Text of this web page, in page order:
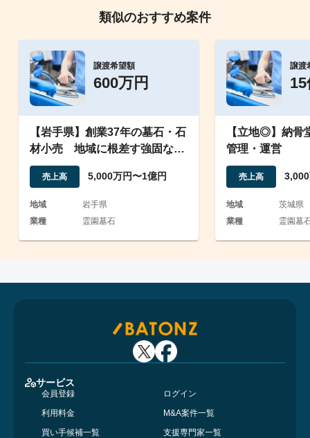
類似のおすすめ案件
譲渡希望額
600万円
【岩手県】創業37年の墓石・石
材小売 地域に根差す強固な顧
客基盤とブランド力
売上高 5,000万円〜1億円
地域
岩手県
業種
霊園墓石
譲渡
【立地◎】納骨
管理・運営
売上高
地域
茨城県
業種
霊園墓
サービス
会員登録
ログイン
利用料金
M&A案件一覧
買い手候補一覧
支援専門家一覧